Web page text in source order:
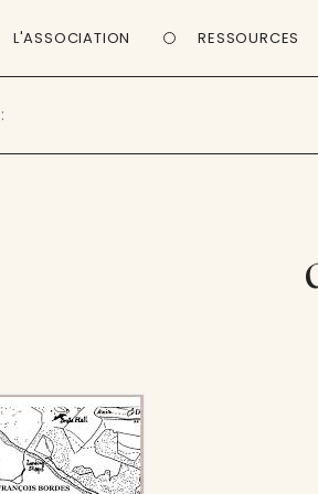
L'ASSOCIATION RESSOURCES